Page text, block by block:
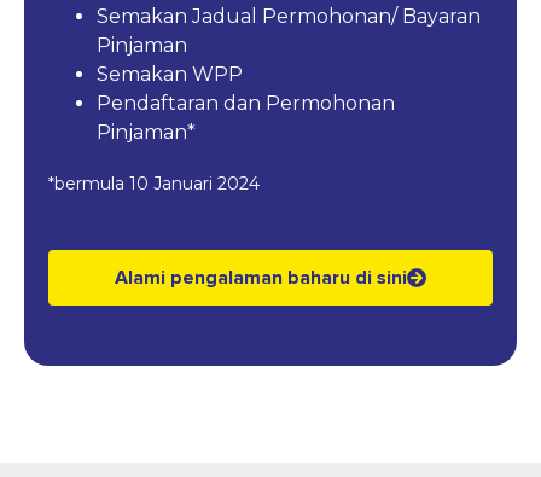
Semakan Jadual Permohonan/ Bayaran
Pinjaman
Semakan WPP
Pendaftaran dan Permohonan
Pinjaman*
*bermula 10 Januari 2024
Alami pengalaman baharu di sini